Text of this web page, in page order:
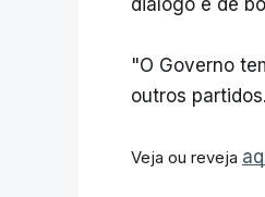
diálogo e de
"O Governo
outros
Veja ou reveja